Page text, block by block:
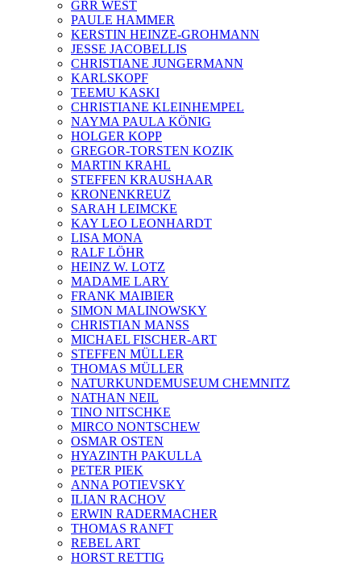
GRR WEST
PAULE HAMMER
KERSTIN HEINZE-GROHMANN
JESSE JACOBELLIS
CHRISTIANE JUNGERMANN
KARLSKOPF
TEEMU KASKI
CHRISTIANE KLEINHEMPEL
NAYMA PAULA KÖNIG
HOLGER KOPP
GREGOR-TORSTEN KOZIK
MARTIN KRAHL
STEFFEN KRAUSHAAR
KRONENKREUZ
SARAH LEIMCKE
KAY LEO LEONHARDT
LISA MONA
RALF LÖHR
HEINZ W. LOTZ
MADAME LARY
FRANK MAIBIER
SIMON MALINOWSKY
CHRISTIAN MANSS
MICHAEL FISCHER-ART
STEFFEN MÜLLER
THOMAS MÜLLER
NATURKUNDEMUSEUM CHEMNITZ
NATHAN NEIL
TINO NITSCHKE
MIRCO NONTSCHEW
OSMAR OSTEN
HYAZINTH PAKULLA
PETER PIEK
ANNA POTIEVSKY
ILIAN RACHOV
ERWIN RADERMACHER
THOMAS RANFT
REBEL ART
HORST RETTIG